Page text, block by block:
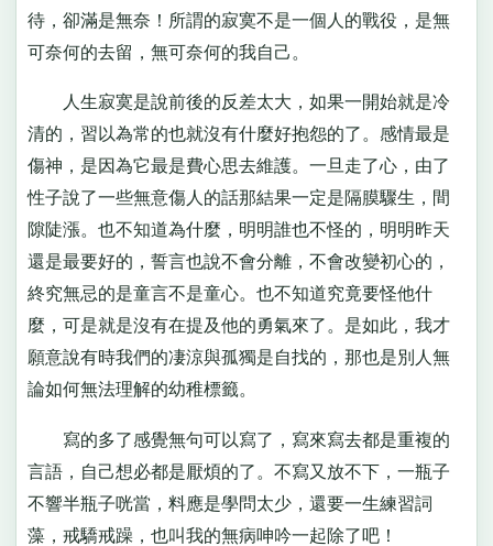
待，卻滿是無奈！所謂的寂寞不是一個人的戰役，是無
可奈何的去留，無可奈何的我自己。
人生寂寞是說前後的反差太大，如果一開始就是冷
清的，習以為常的也就沒有什麼好抱怨的了。感情最是
傷神，是因為它最是費心思去維護。一旦走了心，由了
性子說了一些無意傷人的話那結果一定是隔膜驟生，間
隙陡漲。也不知道為什麼，明明誰也不怪的，明明昨天
還是最要好的，誓言也說不會分離，不會改變初心的，
終究無忌的是童言不是童心。也不知道究竟要怪他什
麼，可是就是沒有在提及他的勇氣來了。是如此，我才
願意說有時我們的凄涼與孤獨是自找的，那也是別人無
論如何無法理解的幼稚標籤。
寫的多了感覺無句可以寫了，寫來寫去都是重複的
言語，自己想必都是厭煩的了。不寫又放不下，一瓶子
不響半瓶子咣當，料應是學問太少，還要一生練習詞
藻，戒驕戒躁，也叫我的無病呻吟一起除了吧！